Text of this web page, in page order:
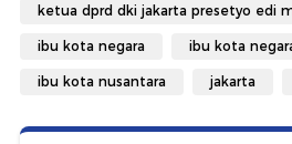
ketua dprd dki jakarta presetyo edi
ibu kota negara ibu kota
ibu kota nusantara jakarta